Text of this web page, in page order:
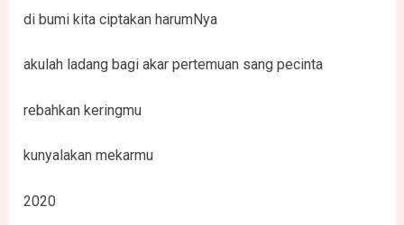
di bumi kita ciptakan harumNya
akulah ladang bagi akar pertemuan sang pecinta
rebahkan keringmu
kunyalakan mekarmu
2020